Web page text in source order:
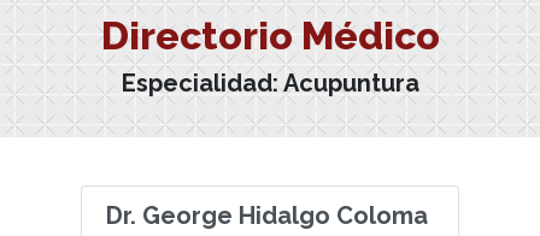
Directorio Médico
Especialidad: Acupuntura
Dr. George Hidalgo Coloma